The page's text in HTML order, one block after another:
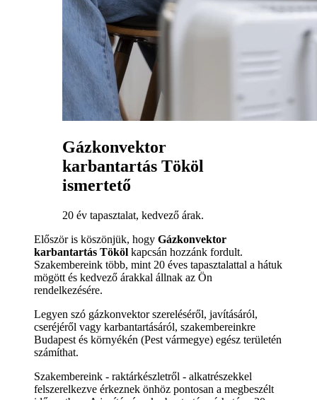
Gázkonvektor
karbantartás Tököl
ismertető
20 év tapasztalat, kedvező árak.
Először is köszönjük, hogy Gázkonvektor
karbantartás Tököl kapcsán hozzánk fordult.
Szakembereink több, mint 20 éves tapasztalattal a hátuk
mögött és kedvező árakkal állnak az Ön
rendelkezésére.
Legyen szó gázkonvektor szereléséről, javításáról,
cseréjéről vagy karbantartásáról, szakembereinkre
Budapest és környékén (Pest vármegye) egész területén
számíthat.
Szakembereink - raktárkészletről - alkatrészekkel
felszerelkezve érkeznek önhöz pontosan a megbeszélt